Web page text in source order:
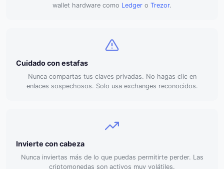
wallet hardware como Ledger o Trezor.
Cuidado con estafas
Nunca compartas tus claves privadas. No hagas clic en
enlaces sospechosos. Solo usa exchanges reconocidos.
Invierte con cabeza
Nunca inviertas más de lo que puedas permitirte perder. Las
criptomonedas son activos muy volátiles.